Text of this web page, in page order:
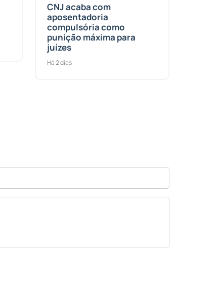
CNJ acaba com
aposentadoria
compulsória como
punição máxima para
juízes
Há 2 dias